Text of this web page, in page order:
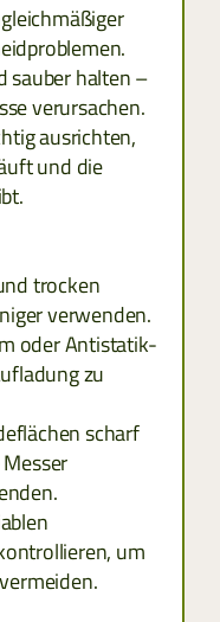
sauber halten –
verursachen.
ausrichten,
und die
trocken
verwenden.
oder Antistatik-
zu
scharf
um